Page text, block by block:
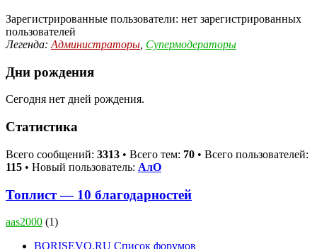
Зарегистрированные пользователи: нет зарегистрированных
пользователей
Легенда: Администраторы Супермодераторы
Дни рождения
Сегодня нет дней рождения.
Статистика
Всего сообщений: 3313 • Всего тем: 70 • Всего пользователей:
115 • Новый пользователь: АлО
Топлист — 10 благодарностей
aas2000 (1)
BORISEVO.RU Список форумов